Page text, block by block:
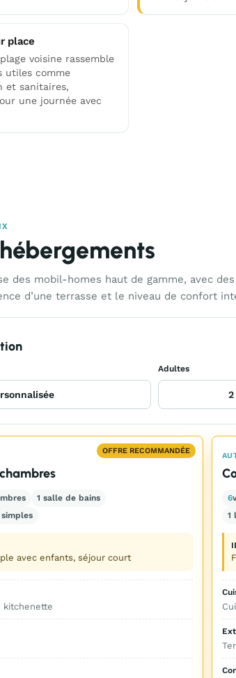
place
voisine rassemble
utiles comme
et sanitaires,
une journée avec
des mobil-homes haut de gamme, avec
d’une terrasse et le niveau de confort
Adultes
OFFRE RECOMMANDÉE
1 salle de bains
avec enfants, séjour court
kitchenette
6
1